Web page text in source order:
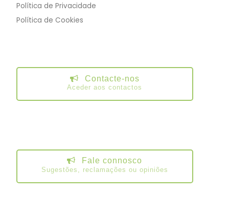
Política de Privacidade
Política de Cookies
Contacte-nos
Aceder aos contactos
Fale connosco
Sugestões, reclamações ou opiniões